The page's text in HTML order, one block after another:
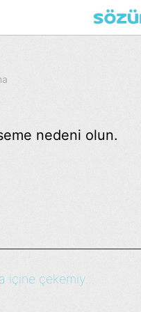
nedeni olun.
çekemiy...